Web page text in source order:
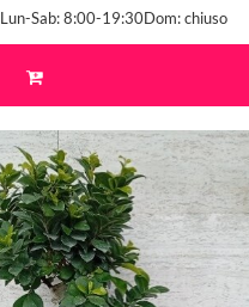
Lun-Sab: 8:00-19:30Dom: chiuso